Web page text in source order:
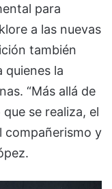
para
a las nuevas
también
la
“Más allá de
se realiza, el
compañerismo y